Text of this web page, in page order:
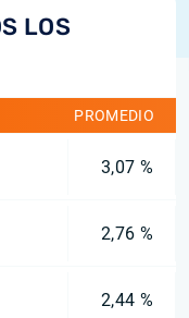
LOS
PROMEDIO
3,07 %
2,76 %
2,44 %